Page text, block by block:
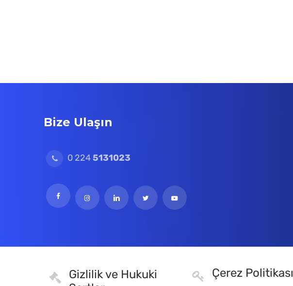
Bize Ulaşın
0 2245131023
Gizlilik ve Hukuki
Çerez Politikası